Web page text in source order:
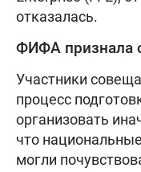
отказалась.
ФИФА признала
Участники
процесс
организовать
что
могли